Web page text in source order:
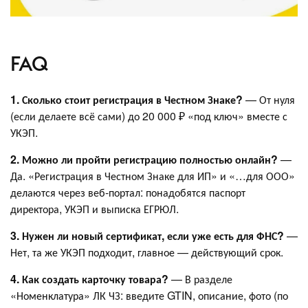
FAQ
1. Сколько стоит регистрация в Честном Знаке? — От нуля
(если делаете всё сами) до 20 000 ₽ «под ключ» вместе с
УКЭП.
2. Можно ли пройти регистрацию полностью онлайн? —
Да. «Регистрация в Честном Знаке для ИП» и «…для ООО»
делаются через веб-портал: понадобятся паспорт
директора, УКЭП и выписка ЕГРЮЛ.
3. Нужен ли новый сертификат, если уже есть для ФНС? —
Нет, та же УКЭП подходит, главное — действующий срок.
4. Как создать карточку товара? — В разделе
«Номенклатура» ЛК ЧЗ: введите GTIN, описание, фото (по